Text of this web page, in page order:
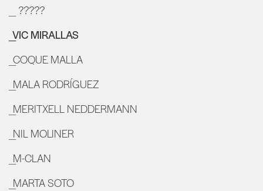
_ ?????
_VIC MIRALLAS
_COQUE MALLA
_MALA RODRÍGUEZ
_MERITXELL NEDDERMANN
_NIL MOLINER
_M-CLAN
_MARTA SOTO